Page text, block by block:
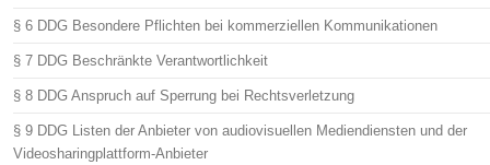
§ 6 DDG Besondere Pflichten bei kommerziellen Kommunikationen
§ 7 DDG Beschränkte Verantwortlichkeit
§ 8 DDG Anspruch auf Sperrung bei Rechtsverletzung
§ 9 DDG Listen der Anbieter von audiovisuellen Mediendiensten und der
Videosharingplattform-Anbieter